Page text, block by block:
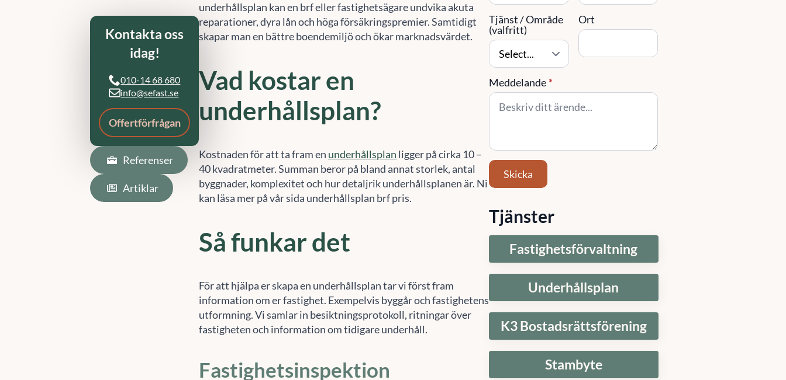
Artiklar
underhållsplan kan en brf eller fastighetsägare undvika akuta
reparationer, dyra lån och höga försäkringspremier. Samtidigt
skapar man en bättre boendemiljö och ökar marknadsvärdet.
Vad kostar en
underhållsplan?
Kostnaden för att ta fram en underhållsplan ligger på cirka 10 –
40 kvadratmeter. Summan beror på bland annat storlek, antal
byggnader, komplexitet och hur detaljrik underhållsplanen är. Ni
kan läsa mer på vår sida underhållsplan brf pris.
Så funkar det
För att hjälpa er skapa en underhållsplan tar vi först fram
information om er fastighet. Exempelvis byggår och fastighetens
utformning. Vi samlar in besiktningsprotokoll, ritningar över
fastigheten och information om tidigare underhåll.
Fastighetsinspektion
Tjänst / Område
(valfritt)
Ort
Meddelande *
Skicka
Tjänster
Fastighetsförvaltning
Underhållsplan
K3 Bostadsrättsförening
Stambyte